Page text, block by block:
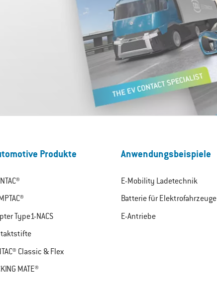
Produkte
Type1-NACS
Classic & Flex
MATE®
Anwendungsbeispiele
E-Mobility Ladetechnik
Batterie für Elektrofahrzeuge
E-Antriebe